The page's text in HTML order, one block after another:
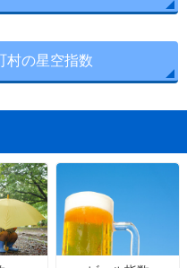
村の星空指数